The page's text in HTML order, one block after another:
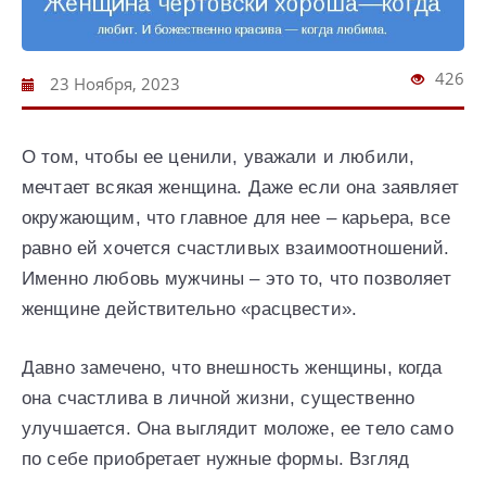
23 Ноября, 2023 426
О том, чтобы ее ценили, уважали и любили,
мечтает всякая женщина. Даже если она заявляет
окружающим, что главное для нее – карьера, все
равно ей хочется счастливых взаимоотношений.
Именно любовь мужчины – это то, что позволяет
женщине действительно «расцвести».
Давно замечено, что внешность женщины, когда
она счастлива в личной жизни, существенно
улучшается. Она выглядит моложе, ее тело само
по себе приобретает нужные формы. Взгляд